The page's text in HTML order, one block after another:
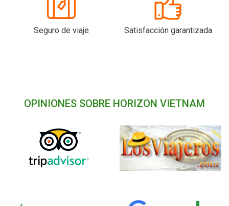
Seguro de viaje Satisfacción garantizada
OPINIONES SOBRE HORIZON VIETNAM